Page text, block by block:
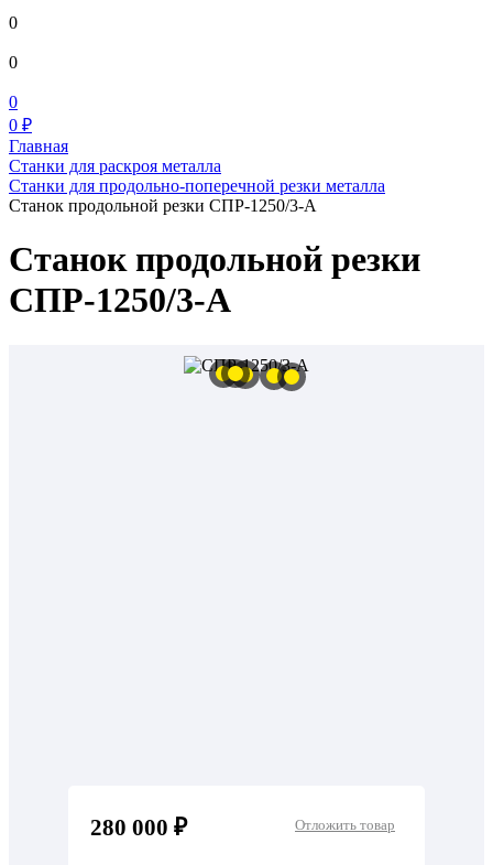
0
0
0
0 ₽
Главная
Станки для раскроя металла
Станки для продольно-поперечной резки металла
Станок продольной резки СПР-1250/3-А
Станок продольной резки
СПР-1250/3-А
280 000 ₽ Отложить товар